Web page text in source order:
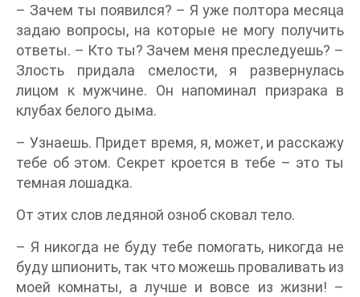
– Зачем ты появился? – Я уже полтора месяца
задаю вопросы, на которые не могу получить
ответы. – Кто ты? Зачем меня преследуешь? –
Злость придала смелости, я развернулась
лицом к мужчине. Он напоминал призрака в
клубах белого дыма.
– Узнаешь. Придет время, я, может, и расскажу
тебе об этом. Секрет кроется в тебе – это ты
темная лошадка.
От этих слов ледяной озноб сковал тело.
– Я никогда не буду тебе помогать, никогда не
буду шпионить, так что можешь проваливать из
моей комнаты, а лучше и вовсе из жизни! –